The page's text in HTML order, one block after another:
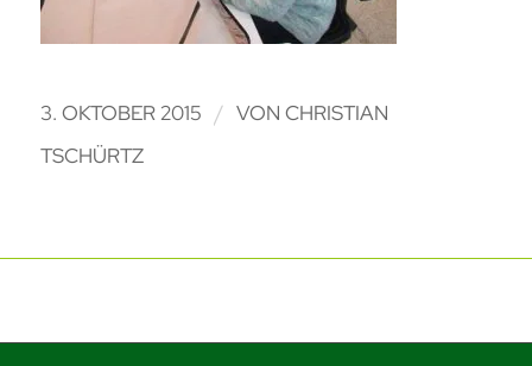
3. OKTOBER 2015 / VON CHRISTIAN
TSCHÜRTZ